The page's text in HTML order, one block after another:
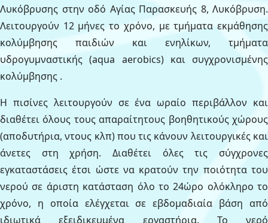
Λυκόβρυσης στην οδό Αγίας Παρασκευής 8, Λυκόβρυση.
Λειτουργούν 12 μήνες το χρόνο, με τμήματα εκμάθησης
κολύμβησης παιδιών και ενηλίκων, τμήματα
υδρογυμναστικής (aqua aerobics) και συγχρονισμένης
κολύμβησης .
Η πισίνες λειτουργούν σε ένα ωραίο περιβάλλον και
διαθέτει όλους τους απαραίτητους βοηθητικούς χώρους
(αποδυτήρια, ντους κλπ) που τις κάνουν λειτουργικές και
άνετες στη χρήση. Διαθέτει όλες τις σύγχρονες
εγκαταστάσεις έτσι ώστε να κρατούν την ποιότητα του
νερού σε άριστη κατάσταση όλο το 24ώρο ολόκληρο το
χρόνο, η οποία ελέγχεται σε εβδομαδιαία βάση από
ιδιωτικά εξειδικευμένα εργαστήρια. Το νερό